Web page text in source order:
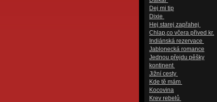
Dej mi tip
Dixie
Hej starej zapřahej
Chlap,co včera přived kr.
Indiánská rezervace
Jablonecká romance
Jednou přejdu pěšky
kontinent
Jižní cesty
Kde tě mám
Kocovina
Krev rebelů